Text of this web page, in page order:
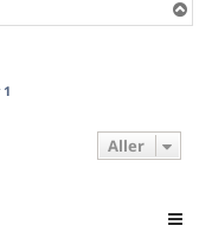
a
1
Aller